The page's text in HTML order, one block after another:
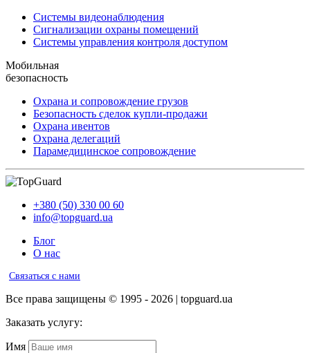
Системы видеонаблюдения
Сигнализации охраны помещений
Системы управления контроля доступом
Мобильная
безопасность
Охрана и сопровождение грузов
Безопасность сделок купли-продажи
Охрана ивентов
Охрана делегаций
Парамедицинское сопровождение
+380 (50) 330 00 60
info@topguard.ua
Блог
О нас
Связаться с нами
Все права защищены © 1995 - 2026 | topguard.ua
Заказать услугу:
Имя